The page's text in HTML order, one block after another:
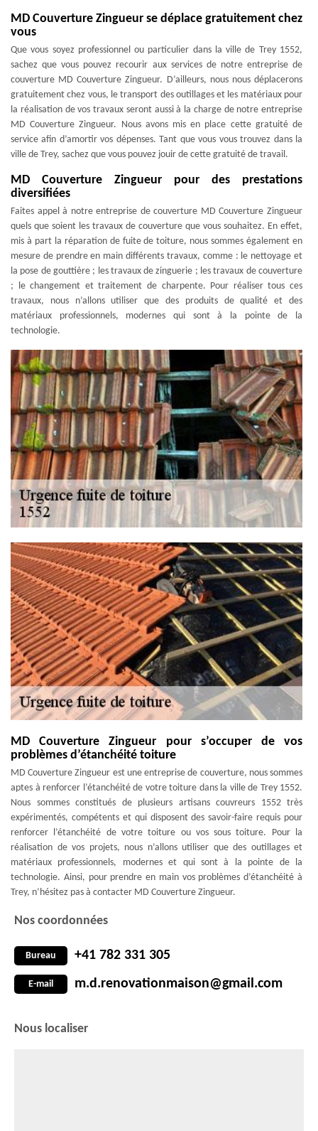
MD Couverture Zingueur se déplace gratuitement chez
vous
Que vous soyez professionnel ou particulier dans la ville de Trey 1552,
sachez que vous pouvez recourir aux services de notre entreprise de
couverture MD Couverture Zingueur. D’ailleurs, nous nous déplacerons
gratuitement chez vous, le transport des outillages et les matériaux pour
la réalisation de vos travaux seront aussi à la charge de notre entreprise
MD Couverture Zingueur. Nous avons mis en place cette gratuité de
service afin d’amortir vos dépenses. Tant que vous vous trouvez dans la
ville de Trey, sachez que vous pouvez jouir de cette gratuité de travail.
MD Couverture Zingueur pour des prestations
diversifiées
Faites appel à notre entreprise de couverture MD Couverture Zingueur
quels que soient les travaux de couverture que vous souhaitez. En effet,
mis à part la réparation de fuite de toiture, nous sommes également en
mesure de prendre en main différents travaux, comme : le nettoyage et
la pose de gouttière ; les travaux de zinguerie ; les travaux de couverture
; le changement et traitement de charpente. Pour réaliser tous ces
travaux, nous n’allons utiliser que des produits de qualité et des
matériaux professionnels, modernes qui sont à la pointe de la
technologie.
MD Couverture Zingueur pour s’occuper de vos
problèmes d’étanchéité toiture
MD Couverture Zingueur est une entreprise de couverture, nous sommes
aptes à renforcer l’étanchéité de votre toiture dans la ville de Trey 1552.
Nous sommes constitués de plusieurs artisans couvreurs 1552 très
expérimentés, compétents et qui disposent des savoir-faire requis pour
renforcer l’étanchéité de votre toiture ou vos sous toiture. Pour la
réalisation de vos projets, nous n’allons utiliser que des outillages et
matériaux professionnels, modernes et qui sont à la pointe de la
technologie. Ainsi, pour prendre en main vos problèmes d’étanchéité à
Trey, n’hésitez pas à contacter MD Couverture Zingueur.
Nos coordonnées
Bureau +41 782 331 305
E-mail m.d.renovationmaison@gmail.com
Nous localiser